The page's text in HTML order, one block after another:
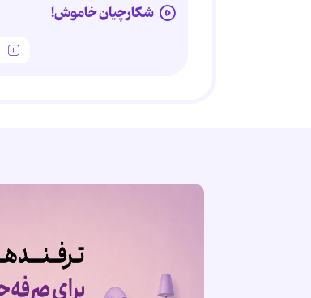
شکارچیان خاموش!